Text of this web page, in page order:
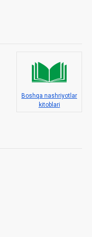
Boshqa nashriyotlar
kitoblari